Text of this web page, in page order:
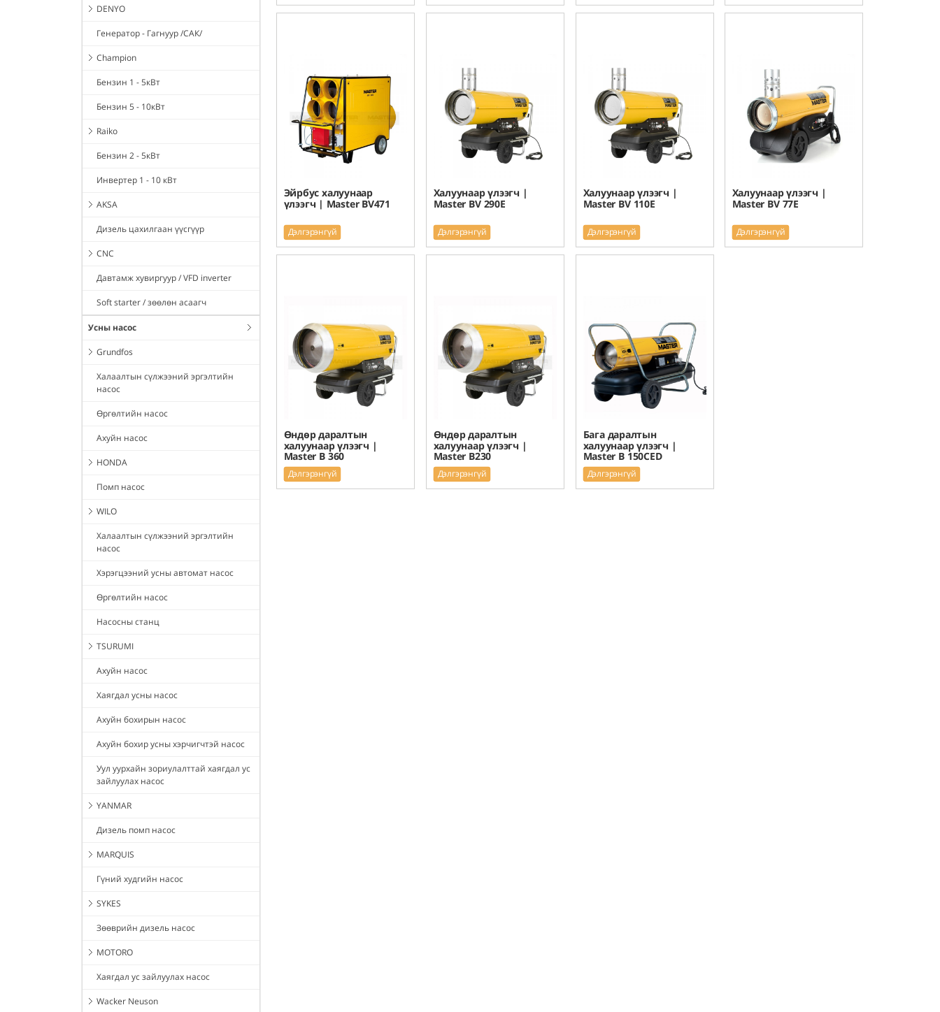
DENYO
Генератор - Гагнуур /САК/
Champion
Бензин 1 - 5кВт
Бензин 5 - 10кВт
Raiko
Бензин 2 - 5кВт
Инвертер 1 - 10 кВт
AKSA
Дизель цахилгаан үүсгүүр
CNC
Давтамж хувиргуур / VFD inverter
Soft starter / зөөлөн асаагч
Усны насос
Grundfos
Халаалтын сүлжээний эргэлтийн
насос
Өргөлтийн насос
Ахуйн насос
HONDA
Помп насос
WILO
Халаалтын сүлжээний эргэлтийн
насос
Хэрэгцээний усны автомат насос
Өргөлтийн насос
Насосны станц
TSURUMI
Ахуйн насос
Хаягдал усны насос
Ахуйн бохирын насос
Ахуйн бохир усны хэрчигчтэй насос
Уул уурхайн зориулалттай хаягдал ус
зайлуулах насос
YANMAR
Дизель помп насос
MARQUIS
Гүний худгийн насос
SYKES
Зөөврийн дизель насос
MOTORO
Хаягдал ус зайлуулах насос
Wacker Neuson
Эйрбус халуунаар
үлээгч | Master BV471
Дэлгэрэнгүй
Халуунаар үлээгч |
Master BV 290E
Дэлгэрэнгүй
Халуунаар үлээгч |
Master BV 110E
Дэлгэрэнгүй
Халуунаар үлээгч |
Master BV 77E
Дэлгэрэнгүй
Өндөр даралтын
халуунаар үлээгч |
Master B 360
Дэлгэрэнгүй
Өндөр даралтын
халуунаар үлээгч |
Master B230
Дэлгэрэнгүй
Бага даралтын
халуунаар үлээгч |
Master B 150CED
Дэлгэрэнгүй